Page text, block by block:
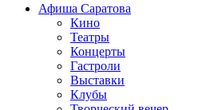
Афиша Саратова
Кино
Театры
Концерты
Гастроли
Выставки
Клубы